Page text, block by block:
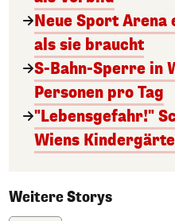
Neue Sport
als sie braucht
S-Bahn-Sperre in
Personen pro Tag
"Lebensgefahr!"
Wiens
Weitere Storys